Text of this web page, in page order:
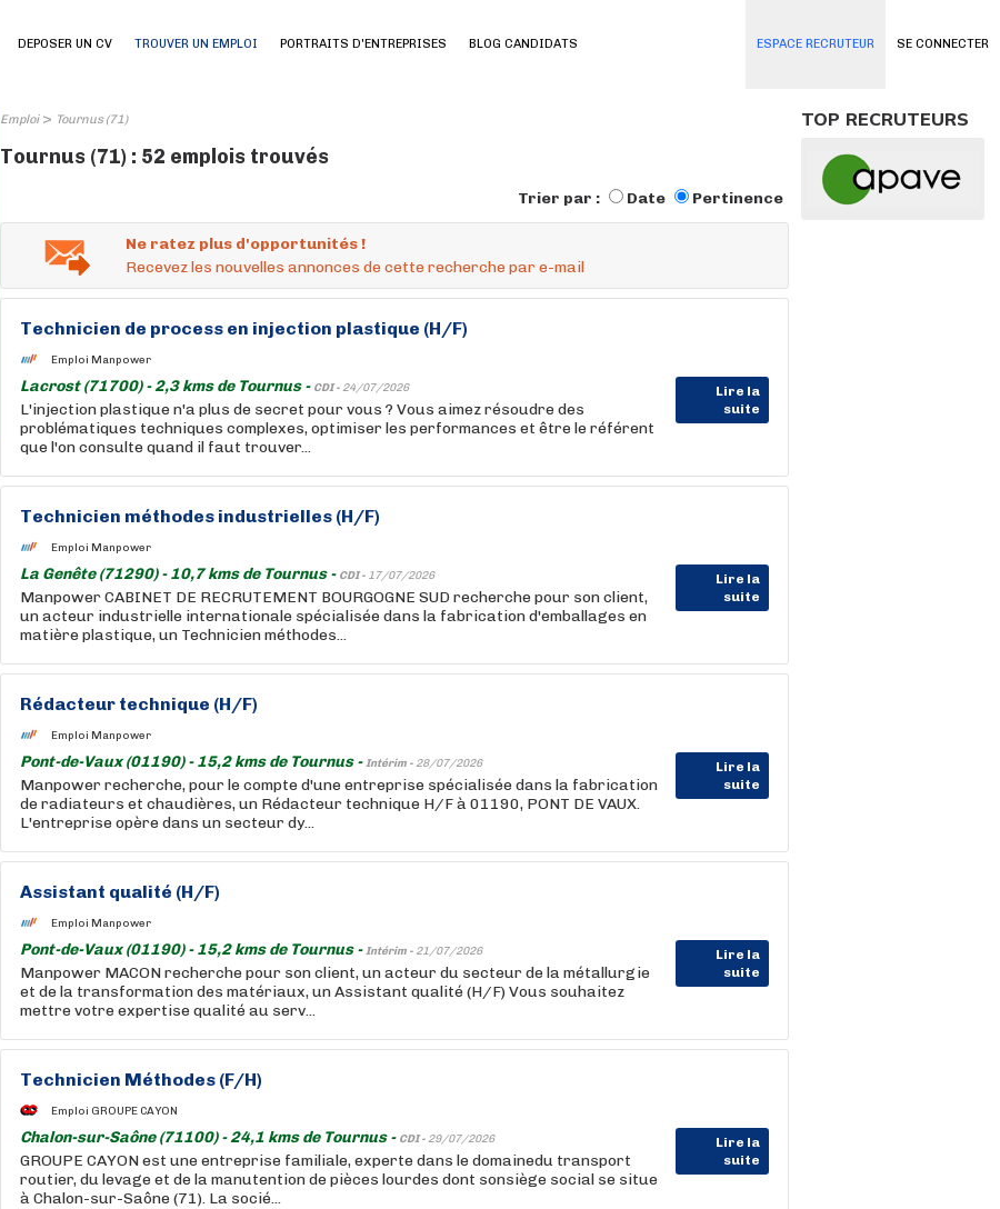
SE CONNECTER
DEPOSER UN CV TROUVER UN EMPLOI PORTRAITS D'ENTREPRISES BLOG CANDIDATS ESPACE RECRUTEUR
Emploi> Tournus (71)
Tournus (71) : 52 emplois trouvés
Trier par : Date Pertinence
Ne ratez plus d'opportunités !
Recevez les nouvelles annonces de cette recherche par e-mail
Technicien de process en injection plastique (H/F)
Emploi Manpower
Lacrost (71700) - 2,3 kms de Tournus - CDI - 24/07/2026
Lire la
suite
L'injection plastique n'a plus de secret pour vous ? Vous aimez résoudre des
problématiques techniques complexes, optimiser les performances et être le référent
que l'on consulte quand il faut trouver...
Technicien méthodes industrielles (H/F)
Emploi Manpower
La Genête (71290) - 10,7 kms de Tournus - CDI - 17/07/2026
Lire la
suite
Manpower CABINET DE RECRUTEMENT BOURGOGNE SUD recherche pour son client,
un acteur industrielle internationale spécialisée dans la fabrication d'emballages en
matière plastique, un Technicien méthodes...
Rédacteur technique (H/F)
Emploi Manpower
Pont-de-Vaux (01190) - 15,2 kms de Tournus -Intérim - 28/07/2026
Lire la
suite
Manpower recherche, pour le compte d'une entreprise spécialisée dans la fabrication
de radiateurs et chaudières, un Rédacteur technique H/F à 01190, PONT DE VAUX.
L'entreprise opère dans un secteur dy...
Assistant qualité (H/F)
Emploi Manpower
Pont-de-Vaux (01190) - 15,2 kms de Tournus -Intérim - 21/07/2026
Lire la
suite
Manpower MACON recherche pour son client, un acteur du secteur de la métallurgie
et de la transformation des matériaux, un Assistant qualité (H/F) Vous souhaitez
mettre votre expertise qualité au serv...
Technicien Méthodes (F/H)
Emploi GROUPE CAYON
Chalon-sur-Saône (71100) - 24,1 kms de Tournus - CDI - 29/07/2026
Lire la
suite
GROUPE CAYON est une entreprise familiale, experte dans le domainedu transport
routier, du levage et de la manutention de pièces lourdes dont sonsiège social se situe
à Chalon-sur-Saône (71). La socié...
TOP RECRUTEURS